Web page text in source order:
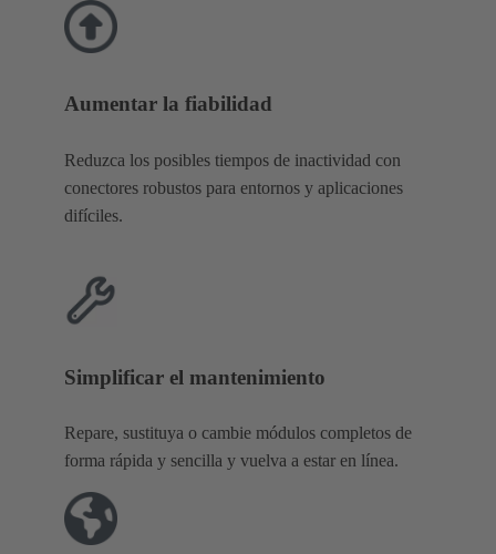
Aumentar la fiabilidad
Reduzca los posibles tiempos de inactividad con
conectores robustos para entornos y aplicaciones
difíciles.
Simplificar el mantenimiento
Repare, sustituya o cambie módulos completos de
forma rápida y sencilla y vuelva a estar en línea.